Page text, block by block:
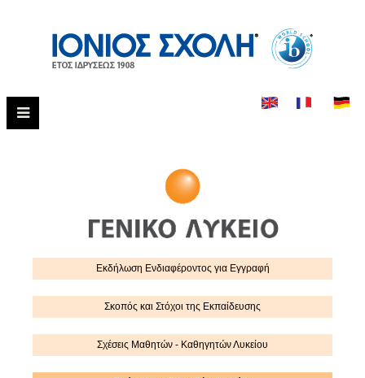
Εκδήλωση Eνδιαφέροντος για Εγγραφή
Σκοπός και Στόχοι της Εκπαίδευσης
Σχέσεις Μαθητών - Καθηγητών Λυκείου